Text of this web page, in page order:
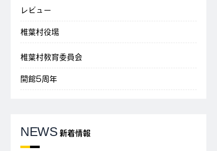
レビュー
椎葉村役場
椎葉村教育委員会
開館5周年
NEWS 新着情報